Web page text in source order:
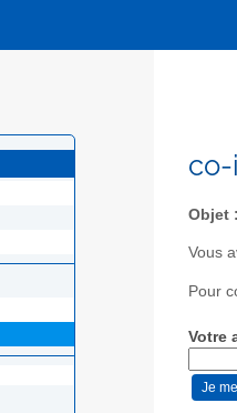
Objet :
Vous
Pour
Votre